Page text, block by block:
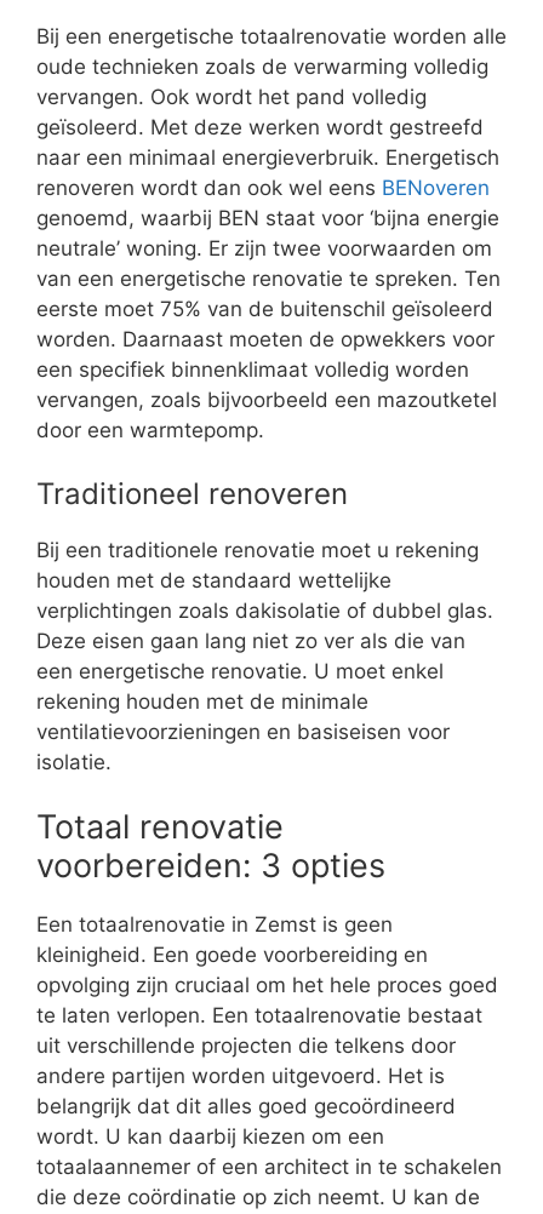
Bij een energetische totaalrenovatie worden alle
oude technieken zoals de verwarming volledig
vervangen. Ook wordt het pand volledig
geïsoleerd. Met deze werken wordt gestreefd
naar een minimaal energieverbruik. Energetisch
renoveren wordt dan ook wel eens BENoveren
genoemd, waarbij BEN staat voor ‘bijna energie
neutrale’ woning. Er zijn twee voorwaarden om
van een energetische renovatie te spreken. Ten
eerste moet 75% van de buitenschil geïsoleerd
worden. Daarnaast moeten de opwekkers voor
een specifiek binnenklimaat volledig worden
vervangen, zoals bijvoorbeeld een mazoutketel
door een warmtepomp.
Traditioneel renoveren
Bij een traditionele renovatie moet u rekening
houden met de standaard wettelijke
verplichtingen zoals dakisolatie of dubbel glas.
Deze eisen gaan lang niet zo ver als die van
een energetische renovatie. U moet enkel
rekening houden met de minimale
ventilatievoorzieningen en basiseisen voor
isolatie.
Totaal renovatie
voorbereiden: 3 opties
Een totaalrenovatie in Zemst is geen
kleinigheid. Een goede voorbereiding en
opvolging zijn cruciaal om het hele proces goed
te laten verlopen. Een totaalrenovatie bestaat
uit verschillende projecten die telkens door
andere partijen worden uitgevoerd. Het is
belangrijk dat dit alles goed gecoördineerd
wordt. U kan daarbij kiezen om een
totaalaannemer of een architect in te schakelen
die deze coördinatie op zich neemt. U kan de